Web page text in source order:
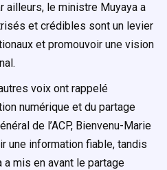
ailleurs, le ministre Muyaya a
et crédibles sont un levier
et promouvoir une vision
voix ont rappelé
numérique et du partage
de l’ACP, Bienvenu-Marie
une information fiable, tandis
mis en avant le partage